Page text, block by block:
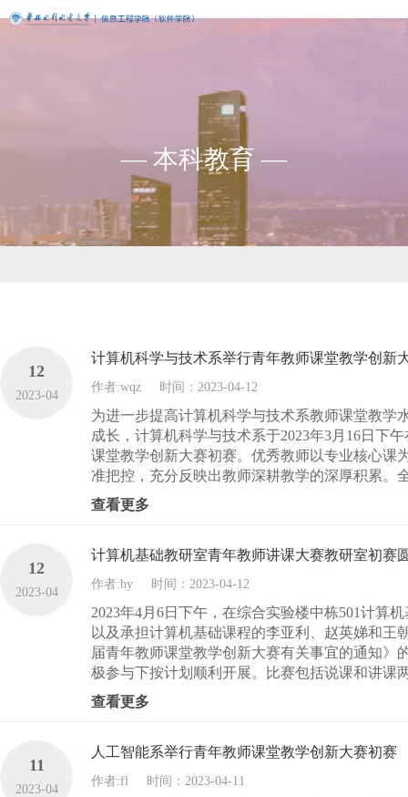
— 本科教育 —
12
2023-04
计算机科学与技术系举行青年教师课堂教学创新
作者:wqz 时间：2023-04-12
为进一步提高计算机科学与技术系教师课堂教学
成长，计算机科学与技术系于2023年3月16日下
课堂教学创新大赛初赛。优秀教师以专业核心课
准把控，充分反映出教师深耕教学的深厚积累。
查看更多
12
2023-04
计算机基础教研室青年教师讲课大赛教研室初赛
作者:hy 时间：2023-04-12
2023年4月6日下午，在综合实验楼中栋501计算
以及承担计算机基础课程的李亚利、赵英娣和王
届青年教师课堂教学创新大赛有关事宜的通知》
极参与下按计划顺利开展。比赛包括说课和讲课
查看更多
11
2023-04
人工智能系举行青年教师课堂教学创新大赛初赛
作者:fl 时间：2023-04-11